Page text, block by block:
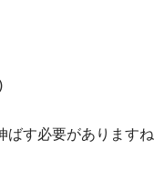
ばす必要がありますね